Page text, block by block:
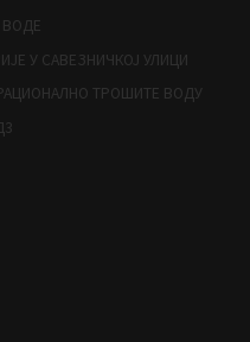
У САВЕЗНИЧКОЈ УЛИЦИ
ТРОШИТЕ ВОДУ